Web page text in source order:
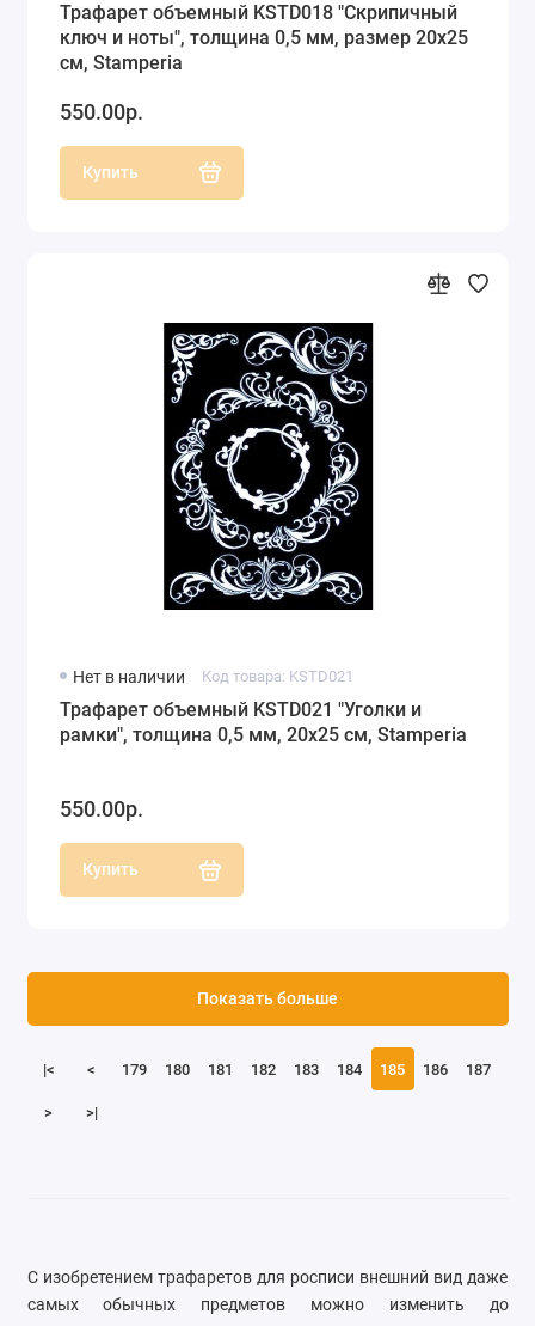
Трафарет объемный KSTD018 "Скрипичный
ключ и ноты", толщина 0,5 мм, размер 20х25
см, Stamperia
550.00р.
Купить
Нет в наличии Код товара: KSTD021
Трафарет объемный KSTD021 "Уголки и
рамки", толщина 0,5 мм, 20х25 см, Stamperia
550.00р.
Купить
|< < 179 180 181 182 183 184 185 186 187
> >|
Показать больше
С изобретением трафаретов для росписи внешний вид даже
самых обычных предметов можно изменить до